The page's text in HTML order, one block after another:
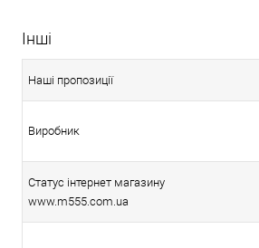
Інші
Наші пропозиції
Виробник
Статус інтернет магазину
www.m555.com.ua